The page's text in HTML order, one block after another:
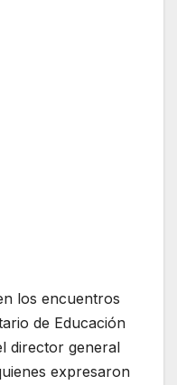
los encuentros
de Educación
director general
expresaron